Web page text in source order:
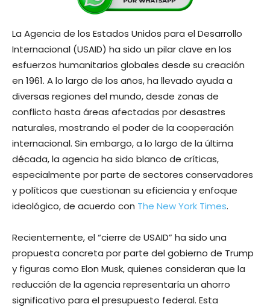
La Agencia de los Estados Unidos para el Desarrollo
Internacional (USAID) ha sido un pilar clave en los
esfuerzos humanitarios globales desde su creación
en 1961. A lo largo de los años, ha llevado ayuda a
diversas regiones del mundo, desde zonas de
conflicto hasta áreas afectadas por desastres
naturales, mostrando el poder de la cooperación
internacional. Sin embargo, a lo largo de la última
década, la agencia ha sido blanco de críticas,
especialmente por parte de sectores conservadores
y políticos que cuestionan su eficiencia y enfoque
ideológico, de acuerdo con The New York Times.
Recientemente, el “cierre de USAID” ha sido una
propuesta concreta por parte del gobierno de Trump
y figuras como Elon Musk, quienes consideran que la
reducción de la agencia representaría un ahorro
significativo para el presupuesto federal. Esta